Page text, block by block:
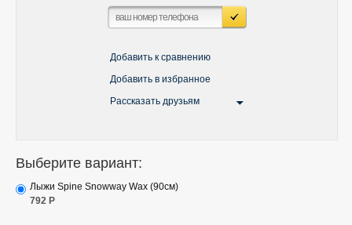
Добавить к сравнению
Добавить в избранное
Рассказать друзьям
Выберите вариант:
Лыжи Spine Snowway Wax (90см)
792 Р